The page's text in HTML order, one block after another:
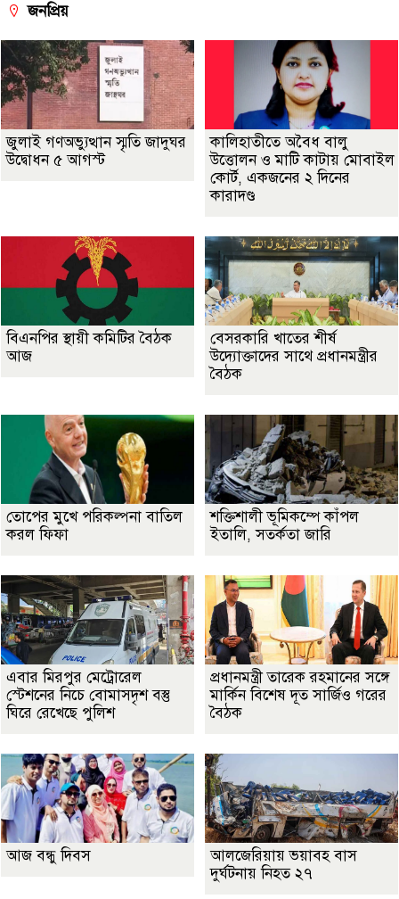
জনপ্রিয়
জুলাই গণঅভ্যুত্থান স্মৃতি জাদুঘর
উদ্বোধন ৫ আগস্ট
কালিহাতীতে অবৈধ বালু
উত্তোলন ও মাটি কাটায় মোবাইল
কোর্ট, একজনের ২ দিনের
কারাদণ্ড
বিএনপির স্থায়ী কমিটির বৈঠক
আজ
বেসরকারি খাতের শীর্ষ
উদ্যোক্তাদের সাথে প্রধানমন্ত্রীর
বৈঠক
তোপের মুখে পরিকল্পনা বাতিল
করল ফিফা
শক্তিশালী ভূমিকম্পে কাঁপল
ইতালি, সতর্কতা জারি
এবার মিরপুর মেট্রোরেল
স্টেশনের নিচে বোমাসদৃশ বস্তু
ঘিরে রেখেছে পুলিশ
প্রধানমন্ত্রী তারেক রহমানের সঙ্গে
মার্কিন বিশেষ দূত সার্জিও গরের
বৈঠক
আজ বন্ধু দিবস
আলজেরিয়ায় ভয়াবহ বাস
দুর্ঘটনায় নিহত ২৭